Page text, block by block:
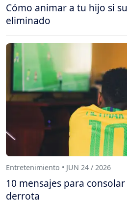
Cómo animar a tu hijo si
eliminado
Entretenimiento • JUN 24 / 2026
10 mensajes para
derrota